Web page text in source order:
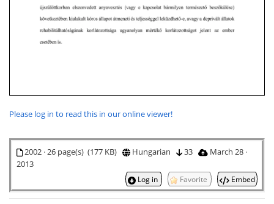
Please log in to read this in our online viewer!
2002 · 26 page(s) (177 KB) Hungarian 33
March 28 ·
2013
Log in Favorite Embed